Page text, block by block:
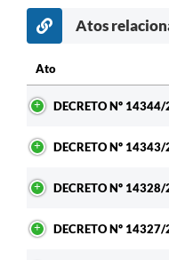
Atos
Ato
DECRETO Nº
DECRETO Nº
DECRETO Nº
DECRETO Nº